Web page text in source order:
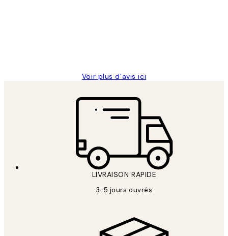
Voir plus d’avis ici
LIVRAISON RAPIDE
3-5 jours ouvrés